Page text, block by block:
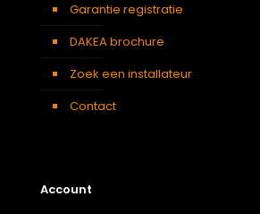
Garantie registratie
DAKEA brochure
Zoek een installateur
Contact
Account